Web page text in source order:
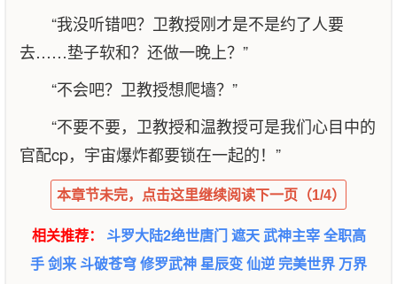
“我没听错吧？卫教授刚才是不是约了人要
去……垫子软和？还做一晚上？”
“不会吧？卫教授想爬墙？”
“不要不要，卫教授和温教授可是我们心目中的
官配cp，宇宙爆炸都要锁在一起的！”
本章节未完，点击这里继续阅读下一页（1/4）
相关推荐： 斗罗大陆2绝世唐门遮天武神主宰全职高
手剑来 斗破苍穹修罗武神星辰变仙逆 完美世界 万界